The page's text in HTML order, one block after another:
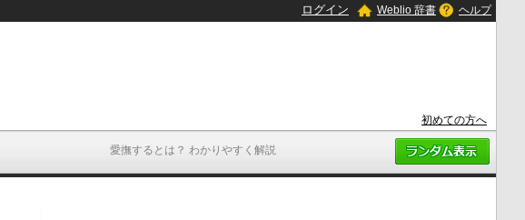
愛撫するとは？ わかりやすく解説
ログイン Weblio 辞書 ヘルプ
初めての方へ